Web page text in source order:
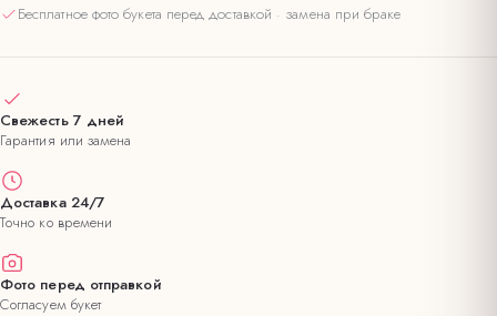
Бесплатное фото букета перед доставкой · замена при браке
Свежесть 7 дней
Гарантия или замена
Доставка 24/7
Точно ко времени
Фото перед отправкой
Согласуем букет